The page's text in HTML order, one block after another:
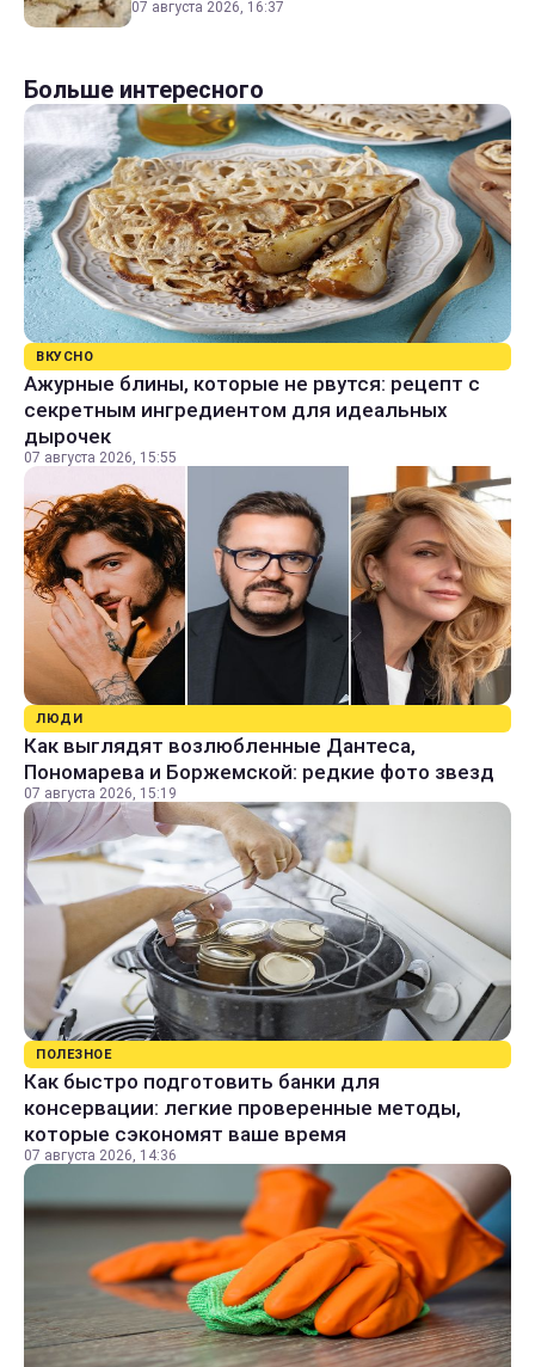
07 августа 2026, 16:37
Больше интересного
ВКУСНО
Ажурные блины, которые не рвутся: рецепт с
секретным ингредиентом для идеальных
дырочек
07 августа 2026, 15:55
ЛЮДИ
Как выглядят возлюбленные Дантеса,
Пономарева и Боржемской: редкие фото звезд
07 августа 2026, 15:19
ПОЛЕЗНОЕ
Как быстро подготовить банки для
консервации: легкие проверенные методы,
которые сэкономят ваше время
07 августа 2026, 14:36